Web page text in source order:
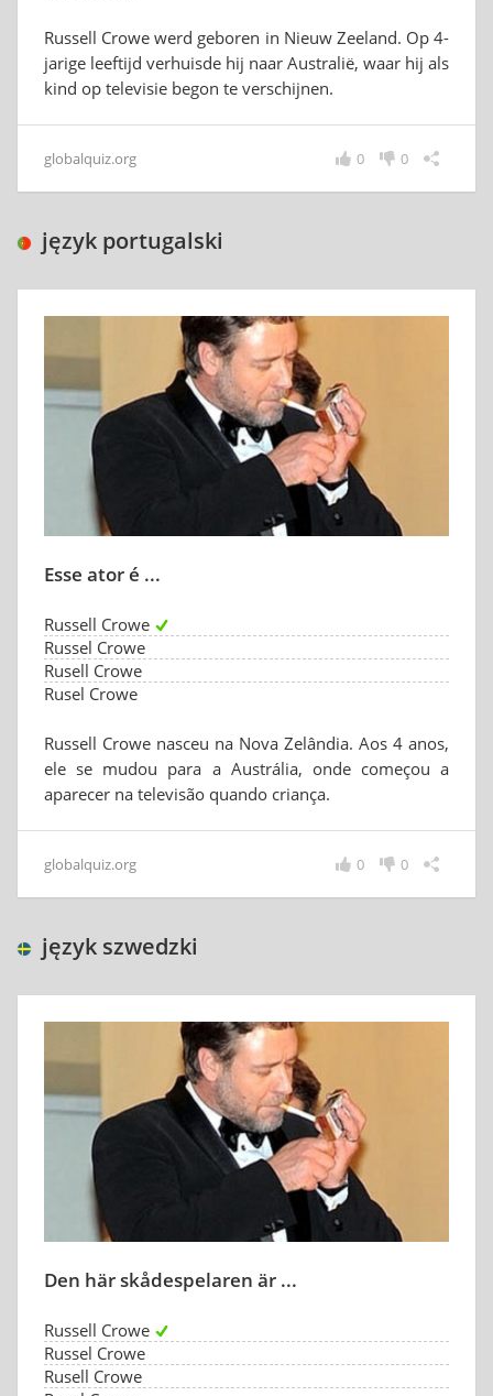
Russell Crowe werd geboren in Nieuw Zeeland. Op 4-
jarige leeftijd verhuisde hij naar Australië, waar hij als
kind op televisie begon te verschijnen.
globalquiz.org 0
0
język portugalski
Esse ator é ...
Russell Crowe
Russel Crowe
Rusell Crowe
Rusel Crowe
Russell Crowe nasceu na Nova Zelândia. Aos 4 anos,
ele se mudou para a Austrália, onde começou a
aparecer na televisão quando criança.
globalquiz.org 0
0
język szwedzki
Den här skådespelaren är ...
Russell Crowe
Russel Crowe
Rusell Crowe